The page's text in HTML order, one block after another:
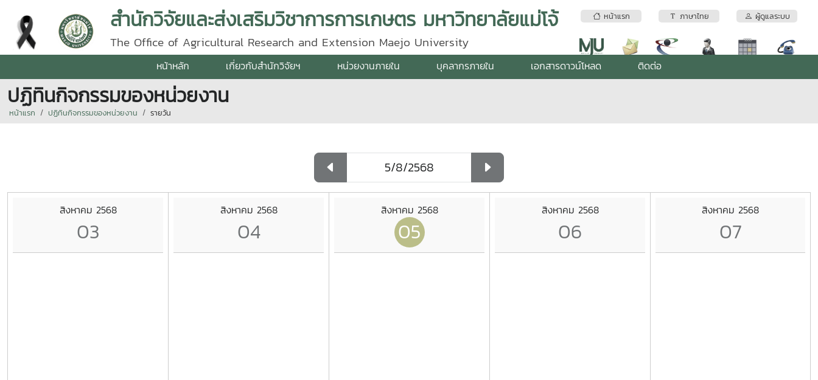
หน้าแรก ภาษาไทย ผู้ดูแลระบบ
สำนักวิจัยและส่งเสริมวิชาการการเกษตร มหาวิทยาลัยแม่โจ้
The Office of Agricultural Research and Extension Maejo University
หน้าหลัก เกี่ยวกับสำนักวิจัยฯ หน่วยงานภายใน บุคลากรภายใน เอกสารดาวน์โหลด ติดต่อ
ปฏิทินกิจกรรมของหน่วยงาน
หน้าแรก ปฏิทินกิจกรรมของหน่วยงาน รายวัน
สิงหาคม 2568
03
สิงหาคม 2568
04
สิงหาคม 2568
05
สิงหาคม 2568
06
สิงหาคม 2568
07